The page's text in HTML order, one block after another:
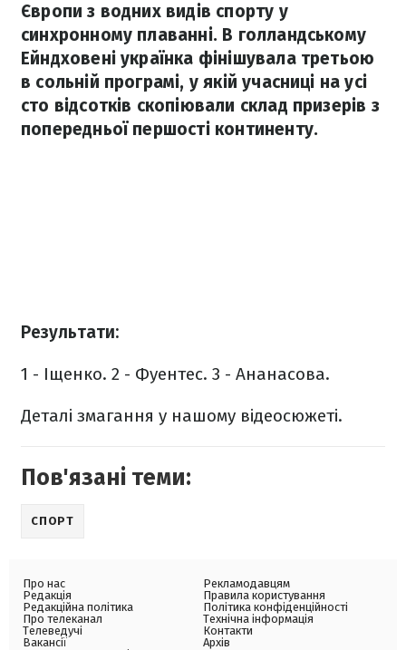
Європи з водних видів спорту у
синхронному плаванні. В голландському
Ейндховені українка фінішувала третьою
в сольній програмі, у якій учасниці на усі
сто відсотків скопіювали склад призерів з
попередньої першості континенту.
Результати:
1 - Іщенко. 2 - Фуентес. 3 - Ананасова.
Деталі змагання у нашому відеосюжеті.
Пов'язані теми:
СПОРТ
Про нас
Редакція
Редакційна політика
Про телеканал
Телеведучі
Вакансії
Рекламодавцям
Правила користування
Політика конфіденційності
Технічна інформація
Контакти
Архів